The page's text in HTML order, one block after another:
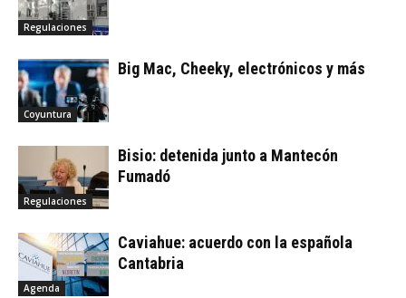
Regulaciones
Coyuntura
Big Mac, Cheeky, electrónicos y más
Regulaciones
Bisio: detenida junto a Mantecón
Fumadó
Agenda
Caviahue: acuerdo con la española
Cantabria